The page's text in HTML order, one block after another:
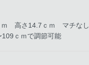
ｍ 高さ14.7ｃｍ マチなし
ｃｍで調節可能